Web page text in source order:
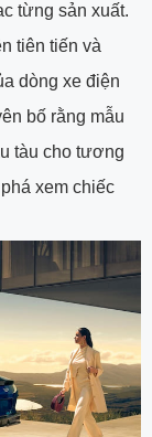
từng sản xuất.
tiên tiến và
dòng xe điện
bố rằng mẫu
tàu cho tương
xem chiếc